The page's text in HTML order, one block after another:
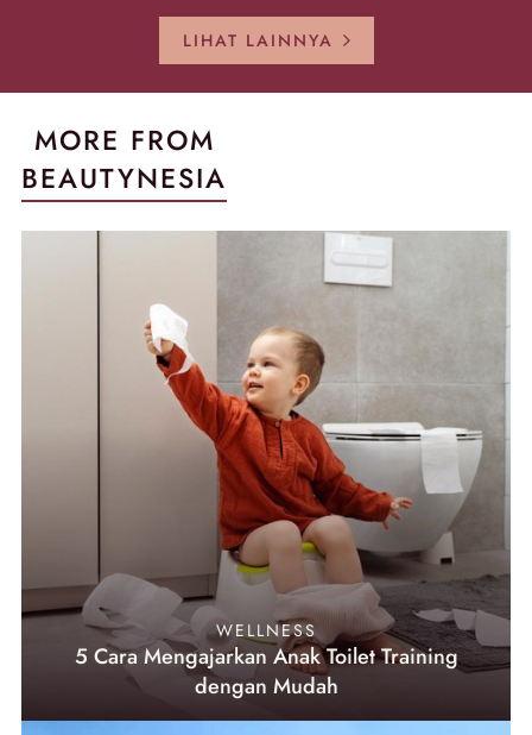
LIHAT LAINNYA
MORE FROM
BEAUTYNESIA
WELLNESS
5 Cara Mengajarkan Anak Toilet Training
dengan Mudah